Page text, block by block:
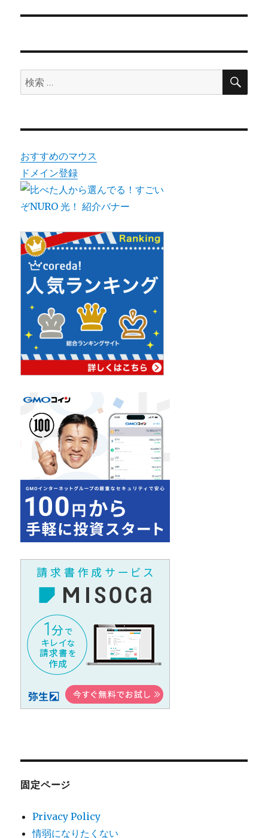
ー
ン
検
索:
検
おすすめのマウス
ドメイン登録
固定ページ
Privacy Policy
情弱になりたくない